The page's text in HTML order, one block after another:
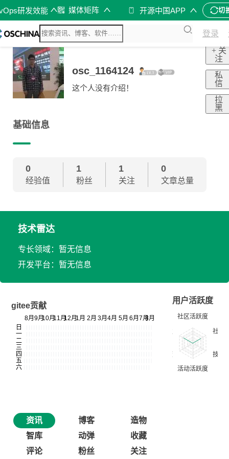
研发效能 媒体矩阵 开源中国APP 切
登录
osc_1164124
这个人没有介绍！
+ 关
注
私
信
拉
黑
基础信息
0
经验值
1
粉丝
1
关注
0
文章总量
技术雷达
专长领域：暂无信息
开发平台：暂无信息
gitee贡献
用户活跃度
资讯 博客
造物
智库
动弹
收藏
评论
粉丝 关注